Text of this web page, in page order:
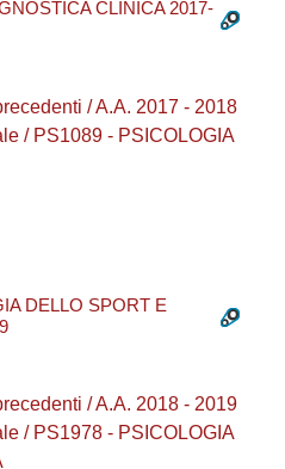
CLINICA 2017-
/ A.A. 2017 - 2018
/ PS1089 - PSICOLOGIA
DELLO SPORT E
/ A.A. 2018 - 2019
/ PS1978 - PSICOLOGIA